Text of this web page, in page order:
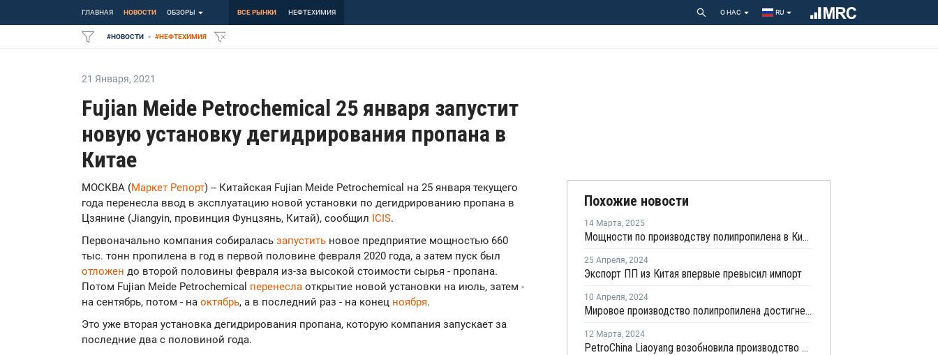
ГЛАВНАЯ НОВОСТИ ОБЗОРЫ ВСЕ РЫНКИ НЕФТЕХИМИЯ О НАС RU
#НОВОСТИ #НЕФТЕХИМИЯ
21 Января, 2021
Fujian Meide Petrochemical 25 января запустит
новую установку дегидрирования пропана в
Китае
МОСКВА (Маркет Репорт) -- Китайская Fujian Meide Petrochemical на 25 января текущего
года перенесла ввод в эксплуатацию новой установки по дегидрированию пропана в
Цзянине (Jiangyin, провинция Фунцзянь, Китай), сообщил ICIS.
Первоначально компания собиралась запустить новое предприятие мощностью 660
тыс. тонн пропилена в год в первой половине февраля 2020 года, а затем пуск был
отложен до второй половины февраля из-за высокой стоимости сырья - пропана.
Потом Fujian Meide Petrochemical перенесла открытие новой установки на июль, затем -
на сентябрь, потом - на октябрь, а в последний раз - на конец ноября.
Это уже вторая установка дегидрирования пропана, которую компания запускает за
последние два с половиной года.
Похожие новости
14 Марта, 2025
Мощности по производству полипропилена в Китае в 2024 году выросли на 12,46%
25 Апреля, 2024
Экспорт ПП из Китая впервые превысил импорт
10 Апреля, 2024
Мировое производство полипропилена достигнет 124 млн тонн к 2032 году
12 Марта, 2024
PetroChina Liaoyang возобновила производство ПП в Китае